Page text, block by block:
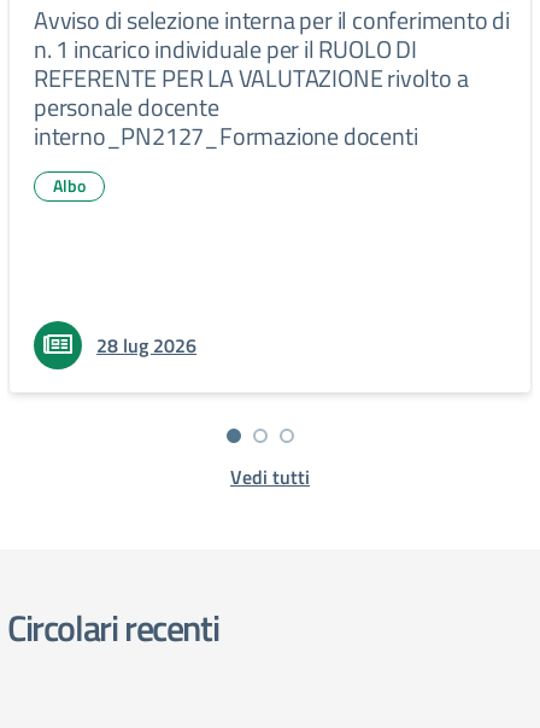
Avviso di selezione interna per il conferimento di
n. 1 incarico individuale per il RUOLO DI
REFERENTE PER LA VALUTAZIONE rivolto a
personale docente
interno_PN2127_Formazione docenti
Albo
28 lug 2026
Vedi tutti
Circolari recenti